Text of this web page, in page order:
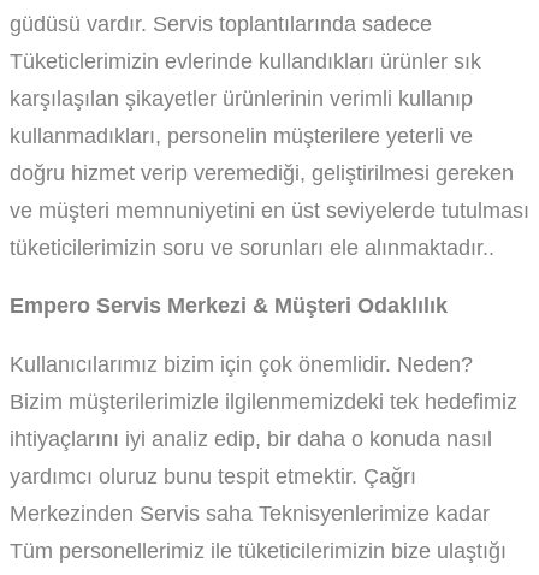
güdüsü vardır. Servis toplantılarında sadece
Tüketiclerimizin evlerinde kullandıkları ürünler sık
karşılaşılan şikayetler ürünlerinin verimli kullanıp
kullanmadıkları, personelin müşterilere yeterli ve
doğru hizmet verip veremediği, geliştirilmesi gereken
ve müşteri memnuniyetini en üst seviyelerde tutulması
tüketicilerimizin soru ve sorunları ele alınmaktadır..
Empero Servis Merkezi & Müşteri Odaklılık
Kullanıcılarımız bizim için çok önemlidir. Neden?
Bizim müşterilerimizle ilgilenmemizdeki tek hedefimiz
ihtiyaçlarını iyi analiz edip, bir daha o konuda nasıl
yardımcı oluruz bunu tespit etmektir. Çağrı
Merkezinden Servis saha Teknisyenlerimize kadar
Tüm personellerimiz ile tüketicilerimizin bize ulaştığı